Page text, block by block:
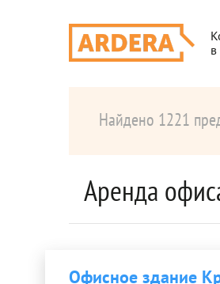
Найдено 1221
Аренда
Офисное здание